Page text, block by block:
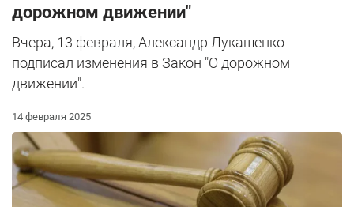
дорожном движении"
Вчера, 13 февраля, Александр Лукашенко
подписал изменения в Закон "О дорожном
движении".
14 февраля 2025